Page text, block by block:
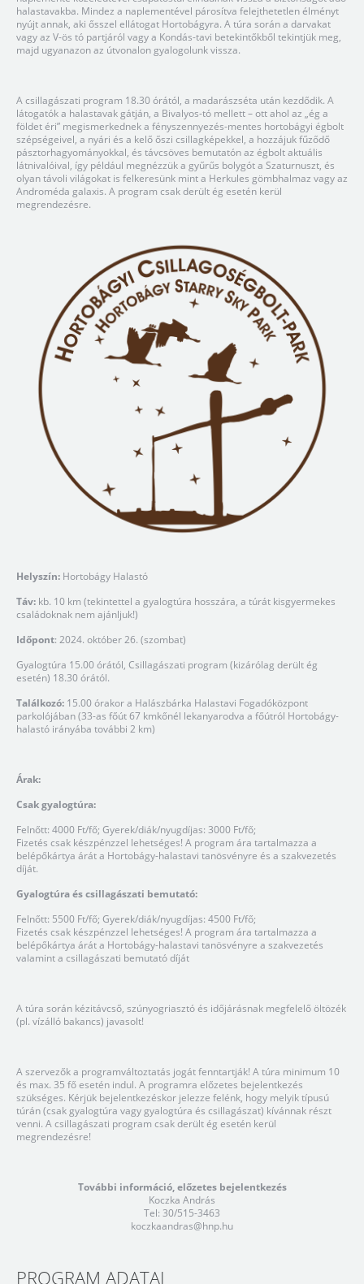
halastavakba. Mindez a naplementével párosítva felejthetetlen élményt
nyújt annak, aki ősszel ellátogat Hortobágyra. A túra során a darvakat
vagy az V-ös tó partjáról vagy a Kondás-tavi betekintőkből tekintjük meg,
majd ugyanazon az útvonalon gyalogolunk vissza.
A csillagászati program 18.30 órától, a madarászséta után kezdődik. A
látogatók a halastavak gátján, a Bivalyos-tó mellett – ott ahol az „ég a
földet éri” megismerkednek a fényszennyezés-mentes hortobágyi égbolt
szépségeivel, a nyári és a kelő őszi csillagképekkel, a hozzájuk fűződő
pásztorhagyományokkal, és távcsöves bemutatón az égbolt aktuális
látnivalóival, így például megnézzük a gyűrűs bolygót a Szaturnuszt, és
olyan távoli világokat is felkeresünk mint a Herkules gömbhalmaz vagy az
Androméda galaxis. A program csak derült ég esetén kerül
megrendezésre.
Helyszín: Hortobágy Halastó
Táv: kb. 10 km (tekintettel a gyalogtúra hosszára, a túrát kisgyermekes
családoknak nem ajánljuk!)
Időpont: 2024. október 26. (szombat)
Gyalogtúra 15.00 órától, Csillagászati program (kizárólag derült ég
esetén) 18.30 órától.
Találkozó: 15.00 órakor a Halászbárka Halastavi Fogadóközpont
parkolójában (33-as főút 67 kmkőnél lekanyarodva a főútról Hortobágy-
halastó irányába további 2 km)
Árak:
Csak gyalogtúra:
Felnőtt: 4000 Ft/fő; Gyerek/diák/nyugdíjas: 3000 Ft/fő;
Fizetés csak készpénzzel lehetséges! A program ára tartalmazza a
belépőkártya árát a Hortobágy-halastavi tanösvényre és a szakvezetés
díját.
Gyalogtúra és csillagászati bemutató:
Felnőtt: 5500 Ft/fő; Gyerek/diák/nyugdíjas: 4500 Ft/fő;
Fizetés csak készpénzzel lehetséges! A program ára tartalmazza a
belépőkártya árát a Hortobágy-halastavi tanösvényre a szakvezetés
valamint a csillagászati bemutató díját
A túra során kézitávcső, szúnyogriasztó és időjárásnak megfelelő öltözék
(pl. vízálló bakancs) javasolt!
A szervezők a programváltoztatás jogát fenntartják! A túra minimum 10
és max. 35 fő esetén indul. A programra előzetes bejelentkezés
szükséges. Kérjük bejelentkezéskor jelezze felénk, hogy melyik típusú
túrán (csak gyalogtúra vagy gyalogtúra és csillagászat) kívánnak részt
venni. A csillagászati program csak derült ég esetén kerül
megrendezésre!
További információ, előzetes bejelentkezés
Koczka András
Tel: 30/515-3463
koczkaandras@hnp.hu
PROGRAM ADATAI